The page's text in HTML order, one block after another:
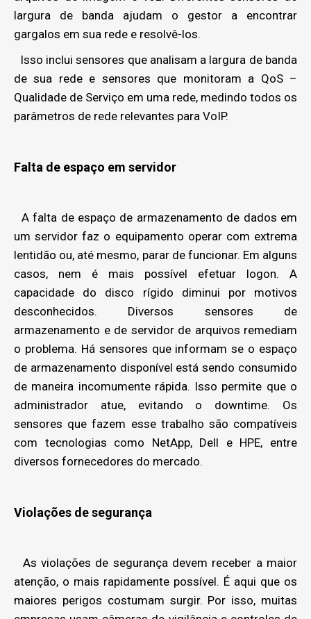
largura de banda ajudam o gestor a encontrar
gargalos em sua rede e resolvê-los.
Isso inclui sensores que analisam a largura de banda
de sua rede e sensores que monitoram a QoS –
Qualidade de Serviço em uma rede, medindo todos os
parâmetros de rede relevantes para VoIP.
Falta de espaço em servidor
A falta de espaço de armazenamento de dados em
um servidor faz o equipamento operar com extrema
lentidão ou, até mesmo, parar de funcionar. Em alguns
casos, nem é mais possível efetuar logon. A
capacidade do disco rígido diminui por motivos
desconhecidos. Diversos sensores de
armazenamento e de servidor de arquivos remediam
o problema. Há sensores que informam se o espaço
de armazenamento disponível está sendo consumido
de maneira incomumente rápida. Isso permite que o
administrador atue, evitando o downtime. Os
sensores que fazem esse trabalho são compatíveis
com tecnologias como NetApp, Dell e HPE, entre
diversos fornecedores do mercado.
Violações de segurança
As violações de segurança devem receber a maior
atenção, o mais rapidamente possível. É aqui que os
maiores perigos costumam surgir. Por isso, muitas